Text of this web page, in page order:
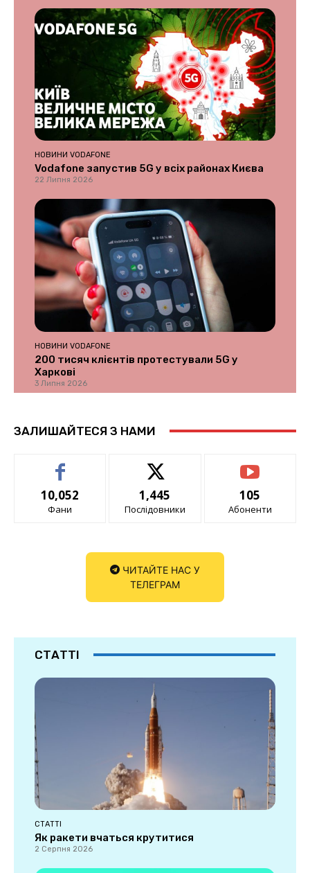
НОВИНИ VODAFONE
Vodafone запустив 5G у всіх районах Києва
22 Липня 2026
НОВИНИ VODAFONE
200 тисяч клієнтів протестували 5G у
Харкові
3 Липня 2026
ЗАЛИШАЙТЕСЯ З НАМИ
10,052
Фани
1,445
Послідовники
105
Абоненти
ЧИТАЙТЕ НАС У
ТЕЛЕГРАМ
СТАТТІ
СТАТТІ
Як ракети вчаться крутитися
2 Серпня 2026